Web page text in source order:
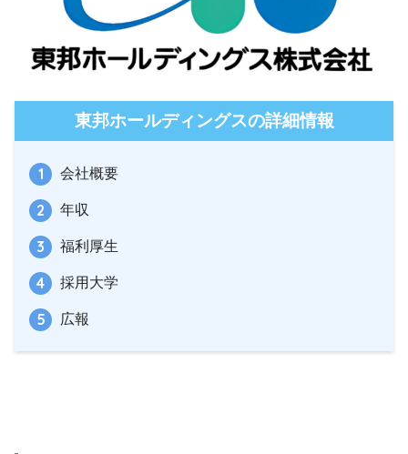
東邦ホールディングスの詳細情報
会社概要
年収
福利厚生
採用大学
広報